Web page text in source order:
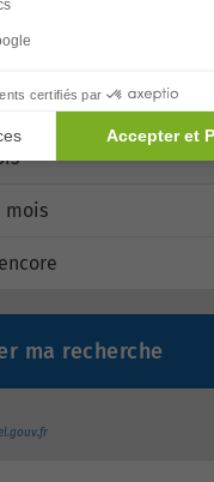
de retraite ou
?
mois
ma recherche